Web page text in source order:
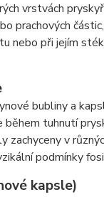
vrstvách
prachových
nebo při jejím
bubliny a
během tuhnutí
zachyceny v
podmínky
kapsle)